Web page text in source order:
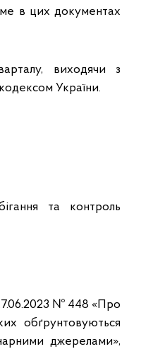
в цих документах
виходячи з
України.
та контроль
27.06.2023 № 448 «Про
обґрунтовуються
джерелами»,